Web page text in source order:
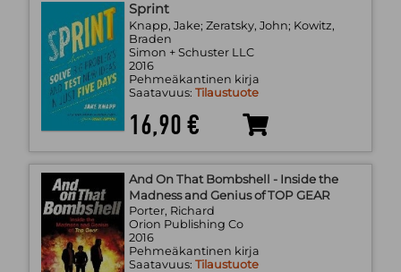
Sprint
Knapp, Jake; Zeratsky, John; Kowitz,
Braden
Simon + Schuster LLC
2016
Pehmeäkantinen kirja
Saatavuus: Tilaustuote
16,90 €
And On That Bombshell - Inside the
Madness and Genius of TOP GEAR
Porter, Richard
Orion Publishing Co
2016
Pehmeäkantinen kirja
Saatavuus: Tilaustuote